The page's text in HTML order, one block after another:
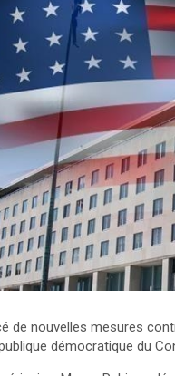
de nouvelles mesures
démocratique du